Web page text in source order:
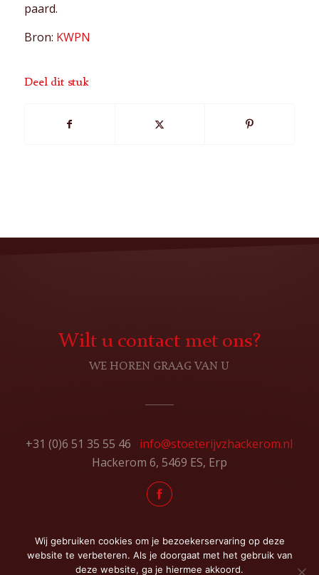
paard.
Bron: KWPN
Deel dit stuk
Wilt u contact met ons?
WE HOREN GRAAG VAN U
+31 (0)6 51 35 55 46 info@stoeterijvzhackerom.nl
Hackerom 6, 5469 ES, Erp
Wij gebruiken cookies om je bezoekerservaring op deze
website te verbeteren. Als je doorgaat met het gebruik van
deze website, ga je hiermee akkoord.